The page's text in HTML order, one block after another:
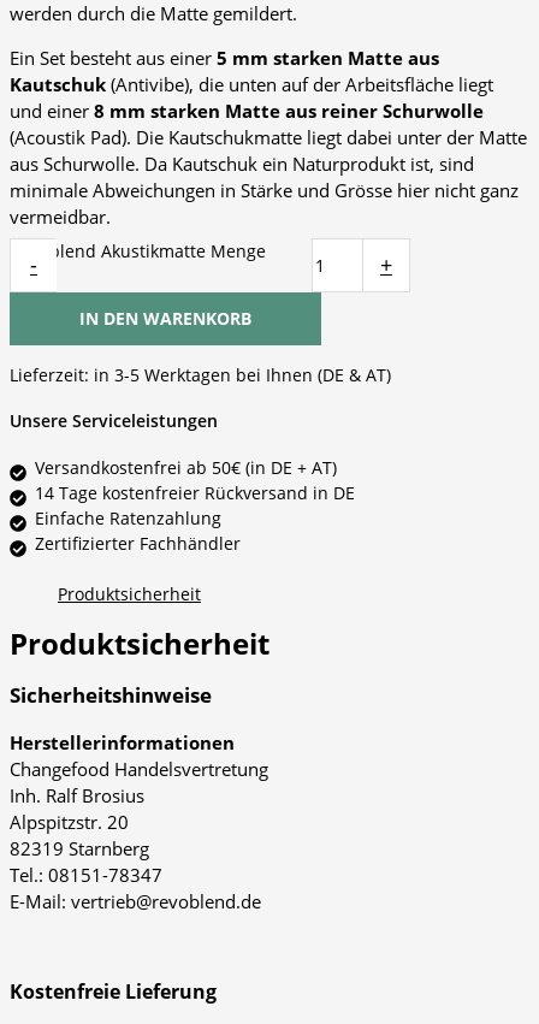
werden durch die Matte gemildert.
Ein Set besteht aus einer 5 mm starken Matte aus
Kautschuk (Antivibe), die unten auf der Arbeitsfläche liegt
und einer 8 mm starken Matte aus reiner Schurwolle
(Acoustik Pad). Die Kautschukmatte liegt dabei unter der Matte
aus Schurwolle. Da Kautschuk ein Naturprodukt ist, sind
minimale Abweichungen in Stärke und Grösse hier nicht ganz
vermeidbar.
-
Revoblend Akustikmatte Menge +
IN DEN WARENKORB
Lieferzeit: in 3-5 Werktagen bei Ihnen (DE & AT)
Unsere Serviceleistungen
Versandkostenfrei ab 50€ (in DE + AT)
14 Tage kostenfreier Rückversand in DE
Einfache Ratenzahlung
Zertifizierter Fachhändler
Produktsicherheit
Produktsicherheit
Sicherheitshinweise
Herstellerinformationen
Changefood Handelsvertretung
Inh. Ralf Brosius
Alpspitzstr. 20
82319 Starnberg
Tel.: 08151-78347
E-Mail: vertrieb@revoblend.de
Kostenfreie Lieferung